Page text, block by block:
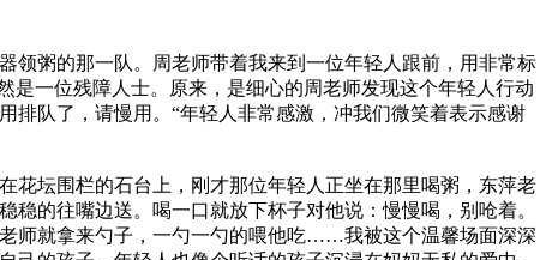
领粥的那一队。周老师带着我来到一位年轻人跟前，用非常标
是一位残障人士。原来，是细心的周老师发现这个年轻人行动
排队了，请慢用。“年轻人非常感激，冲我们微笑着表示感谢
花坛围栏的石台上，刚才那位年轻人正坐在那里喝粥，东萍老
的往嘴边送。喝一口就放下杯子对他说：慢慢喝，别呛着。
师就拿来勺子，一勺一勺的喂他吃……我被这个温馨场面深深